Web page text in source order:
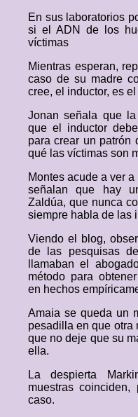
En sus laboratorios
si el ADN de los
víctimas
Mientras esperan,
caso de su madre
cree, el inductor, es el
Jonan señala que
que el inductor
para crear un patrón
qué las víctimas son
Montes acude a ver
señalan que hay
Zaldúa, que nunca
siempre habla de las
Viendo el blog,
de las pesquisas
llamaban el
método para
en hechos
Amaia se queda un
pesadilla en que otra
que no deje que su
ella.
La despierta
muestras
caso.